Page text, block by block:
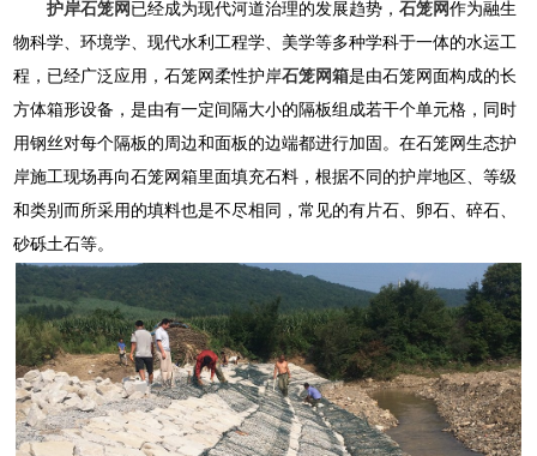
护岸石笼网已经成为现代河道治理的发展趋势，石笼网作为融生
物科学、环境学、现代水利工程学、美学等多种学科于一体的水运工
程，已经广泛应用，石笼网柔性护岸石笼网箱是由石笼网面构成的长
方体箱形设备，是由有一定间隔大小的隔板组成若干个单元格，同时
用钢丝对每个隔板的周边和面板的边端都进行加固。在石笼网生态护
岸施工现场再向石笼网箱里面填充石料，根据不同的护岸地区、等级
和类别而所采用的填料也是不尽相同，常见的有片石、卵石、碎石、
砂砾土石等。